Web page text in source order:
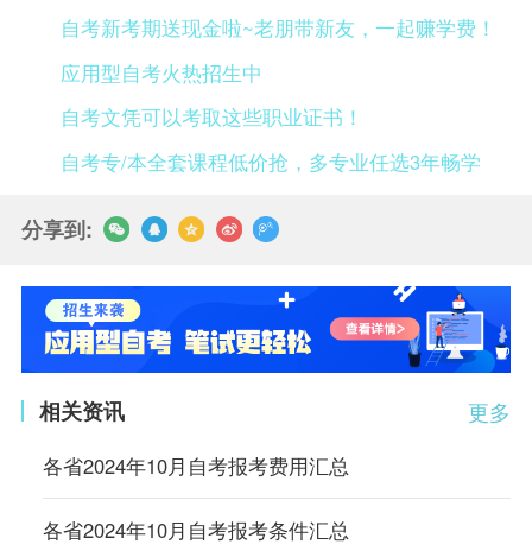
自考新考期送现金啦~老朋带新友，一起赚学费！
应用型自考火热招生中
自考文凭可以考取这些职业证书！
自考专/本全套课程低价抢，多专业任选3年畅学
分享到:
更多
相关资讯
各省2024年10月自考报考费用汇总
各省2024年10月自考报考条件汇总